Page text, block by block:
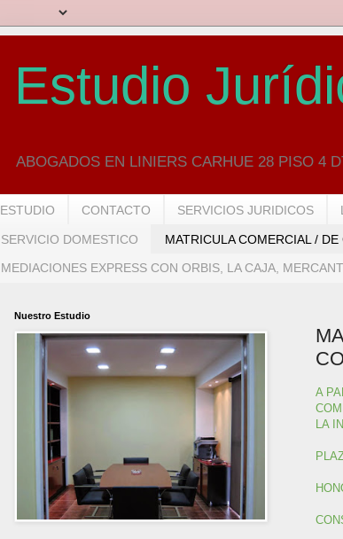
Estudio
ABOGADOS EN LINIERS CARHUE 28 PISO 4
ESTUDIO CONTACTO SERVICIOS JURIDICOS
SERVICIO DOMESTICO MATRICULA COMERCIAL /
MEDIACIONES EXPRESS CON ORBIS, LA CAJA,
A
LA
Nuestro Estudio